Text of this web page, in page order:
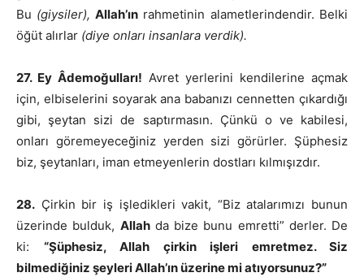
Bu (giysiler), Allah’ınrahmetinin alametlerindendir. Belki
öğüt alırlar (diye onları insanlara verdik).
27. Ey Âdemoğulları! Avret yerlerini kendilerine açmak
için, elbiselerini soyarak ana babanızı cennetten çıkardığı
gibi, şeytan sizi de saptırmasın. Çünkü o ve kabilesi,
onları göremeyeceğiniz yerden sizi görürler. Şüphesiz
biz, şeytanları, iman etmeyenlerin dostları kılmışızdır.
28. Çirkin bir iş işledikleri vakit, “Biz atalarımızı bunun
üzerinde bulduk, Allahda bize bunu emretti” derler. De
ki: “Şüphesiz, Allah çirkin işleri emretmez. Siz
bilmediğiniz şeyleri Allah’ın üzerine mi atıyorsunuz?”